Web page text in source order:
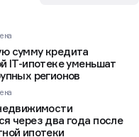
сумму кредита
IT-ипотеке уменьшат
регионов
через два года после
ипотеки